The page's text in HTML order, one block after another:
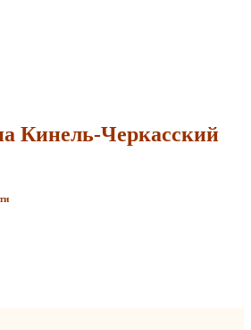
Кинель-Черкасский